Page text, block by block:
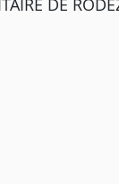
DE